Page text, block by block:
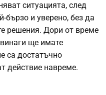
ситуацията, след
бързо и уверено, без да
решения. Дори от време
ще имате
са достатъчно
действие навреме.